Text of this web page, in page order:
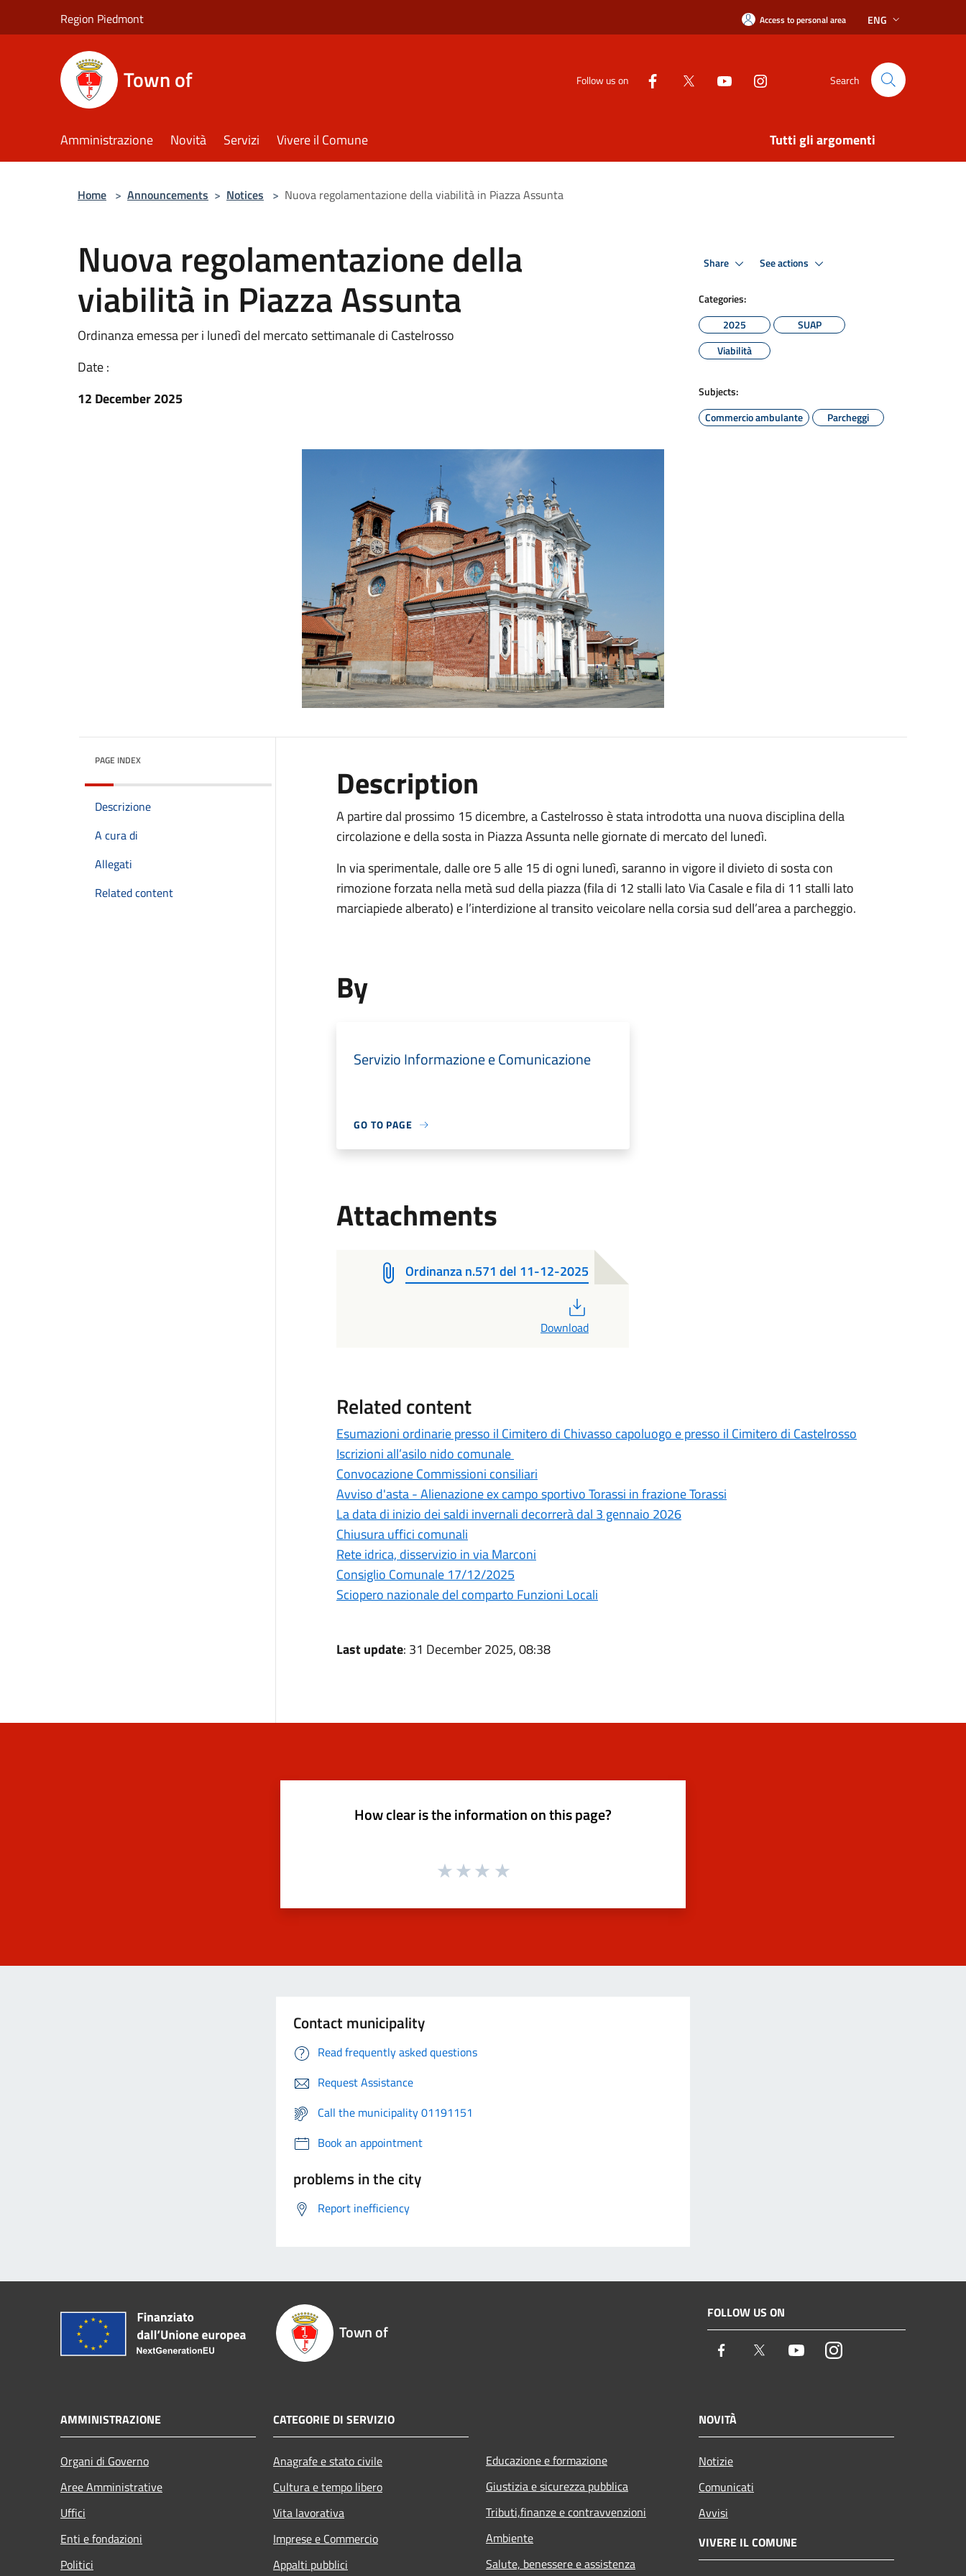
Region Piedmont Access to personal area ENG
Town of Follow us on Search
Amministrazione Novità Servizi Vivere il Comune Tutti gli argomenti
Home > Announcements > Notices > Nuova regolamentazione della viabilità in Piazza Assunta
Nuova regolamentazione della
viabilità in Piazza Assunta
Ordinanza emessa per i lunedì del mercato settimanale di Castelrosso
Date :
12 December 2025
Share See actions
Categories:
2025
SUAP
Viabilità
Subjects:
Commercio ambulante
Parcheggi
PAGE INDEX
Descrizione
A cura di
Allegati
Related content
Description
A partire dal prossimo 15 dicembre, a Castelrosso è stata introdotta una nuova disciplina della
circolazione e della sosta in Piazza Assunta nelle giornate di mercato del lunedì.
In via sperimentale, dalle ore 5 alle 15 di ogni lunedì, saranno in vigore il divieto di sosta con
rimozione forzata nella metà sud della piazza (fila di 12 stalli lato Via Casale e fila di 11 stalli lato
marciapiede alberato) e l’interdizione al transito veicolare nella corsia sud dell’area a parcheggio.
By
Servizio Informazione e Comunicazione
GO TO PAGE
Attachments
Ordinanza n.571 del 11-12-2025
Download
Related content
Esumazioni ordinarie presso il Cimitero di Chivasso capoluogo e presso il Cimitero di Castelrosso
Iscrizioni all’asilo nido comunale
Convocazione Commissioni consiliari
Avviso d'asta - Alienazione ex campo sportivo Torassi in frazione Torassi
La data di inizio dei saldi invernali decorrerà dal 3 gennaio 2026
Chiusura uffici comunali
Rete idrica, disservizio in via Marconi
Consiglio Comunale 17/12/2025
Sciopero nazionale del comparto Funzioni Locali
Last update: 31 December 2025, 08:38
How clear is the information on this page?
Contact municipality
Read frequently asked questions
Request Assistance
Call the municipality 01191151
Book an appointment
problems in the city
Report inefficiency
Town of
FOLLOW US ON
Facebook Twitter YoutubeInstagram
AMMINISTRAZIONE
Organi di Governo
Aree Amministrative
Uffici
Enti e fondazioni
Politici
CATEGORIE DI SERVIZIO
Anagrafe e stato civile
Cultura e tempo libero
Vita lavorativa
Imprese e Commercio
Appalti pubblici
Educazione e formazione
Giustizia e sicurezza pubblica
Tributi,finanze e contravvenzioni
Ambiente
Salute, benessere e assistenza
NOVITÀ
Notizie
Comunicati
Avvisi
VIVERE IL COMUNE